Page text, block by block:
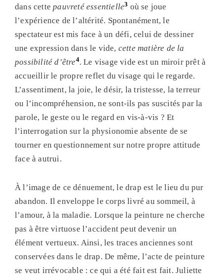
dans cettepauvreté essentielle3 où se joue
l’expérience de l’altérité. Spontanément, le
spectateur est mis face à un défi, celui de dessiner
une expression dans le vide, cette matière de la
possibilité d’être4. Le visage vide est un miroir prêt à
accueillir le propre reflet du visage qui le regarde.
L’assentiment, la joie, le désir, la tristesse, la terreur
ou l’incompréhension, ne sont-ils pas suscités par la
parole, le geste ou le regard en vis-à-vis ? Et
l’interrogation sur la physionomie absente de se
tourner en questionnement sur notre propre attitude
face à autrui.
À l’image de ce dénuement, le drap est le lieu du pur
abandon. Il enveloppe le corps livré au sommeil, à
l’amour, à la maladie. Lorsque la peinture ne cherche
pas à être virtuose l’accident peut devenir un
élément vertueux. Ainsi, les traces anciennes sont
conservées dans le drap. De même, l’acte de peinture
se veut irrévocable : ce qui a été fait est fait. Juliette